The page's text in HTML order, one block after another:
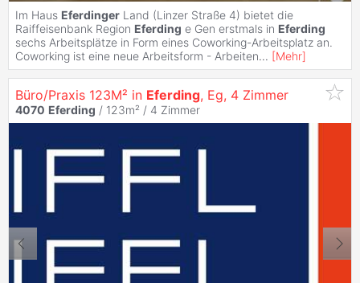
Im Haus Eferdinger Land (Linzer Straße 4) bietet die
Raiffeisenbank Region Eferding e Gen erstmals in Eferding
sechs Arbeitsplätze in Form eines Coworking-Arbeitsplatz an.
Coworking ist eine neue Arbeitsform - Arbeiten... [Mehr]
Büro/Praxis 123M² in Eferding, Eg, 4 Zimmer
4070 Eferding / 123m² / 4 Zimmer